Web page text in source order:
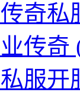
奇私
传奇
服开